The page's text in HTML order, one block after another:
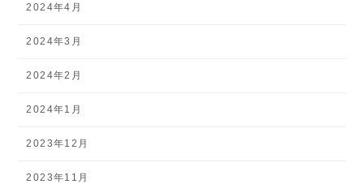
2024年4月
2024年3月
2024年2月
2024年1月
2023年12月
2023年11月